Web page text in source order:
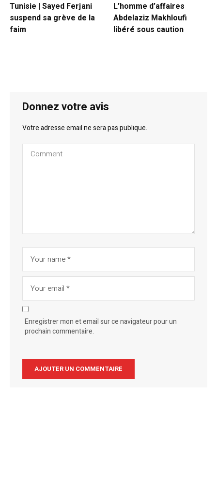
Tunisie | Sayed Ferjani
suspend sa grève de la
faim
L’homme d’affaires
Abdelaziz Makhloufi
libéré sous caution
Donnez votre avis
Votre adresse email ne sera pas publique.
Enregistrer mon et email sur ce navigateur pour un
prochain commentaire.